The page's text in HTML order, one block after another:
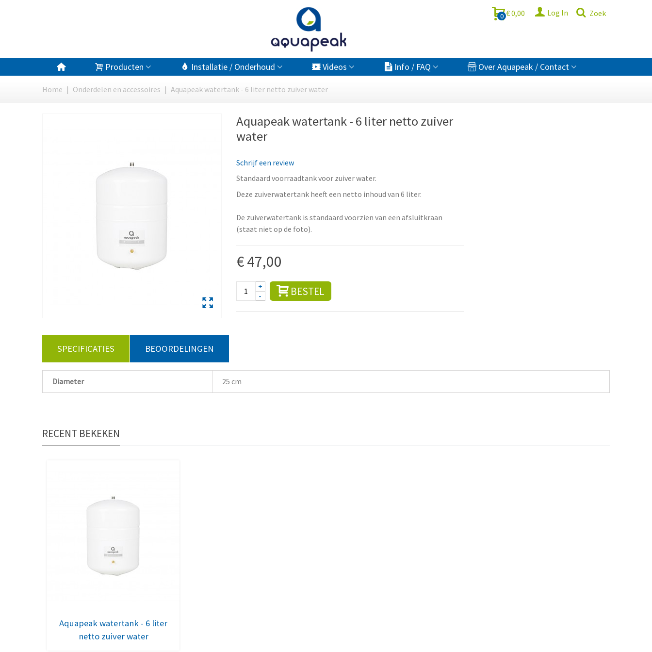
0 € 0,00 Log In Zoek
Producten Installatie / Onderhoud Videos Info / FAQ Over Aquapeak / Contact
Home | Onderdelen en accessoires | Aquapeak watertank - 6 liter netto zuiver water
Aquapeak watertank - 6 liter netto zuiver
water
Schrijf een review
Standaard voorraadtank voor zuiver water.
Deze zuiverwatertank heeft een netto inhoud van 6 liter.
De zuiverwatertank is standaard voorzien van een afsluitkraan
(staat niet op de foto).
€ 47,00
-
+ BESTEL
SPECIFICATIES BEOORDELINGEN
Diameter 25 cm
RECENT BEKEKEN
Aquapeak watertank - 6 liter
netto zuiver water